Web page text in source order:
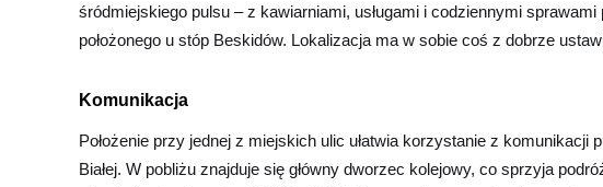
−
śródmiejskiego pulsu – z kawiarniami, usługami i codziennymi
położonego u stóp Beskidów. Lokalizacja ma w sobie coś z dobrze
Komunikacja
Położenie przy jednej z miejskich ulic ułatwia korzystanie z
Białej. W pobliżu znajduje się główny dworzec kolejowy, co sprzyja